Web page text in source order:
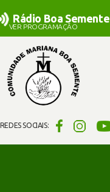
SOCIAIS:
Rádio Boa Semente
Rádio Boa Semente
VER PROGRAMAÇÃO